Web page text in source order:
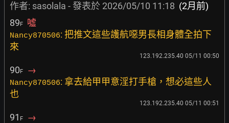
作者: sasolala - 發表於 2026/05/10 11:18 (2月前)
89F 噓
Nancy870506: 把推文這些護航噁男長相身體全拍下
來
123.192.235.40 05/11 00:50
90F →
Nancy870506: 拿去給甲甲意淫打手槍，想必這些人
也
123.192.235.40 05/11 00:51
91 F →